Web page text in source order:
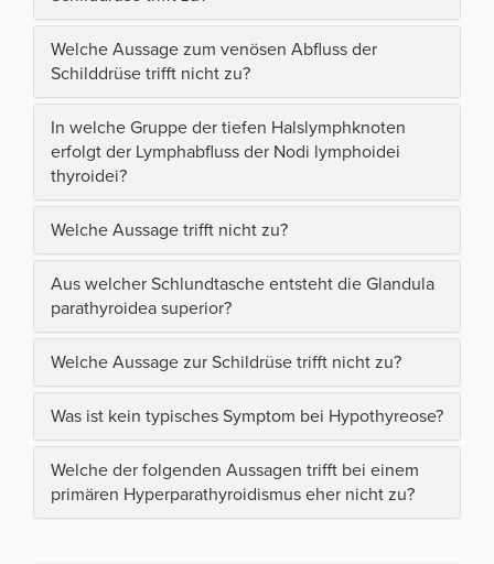
Welche Aussage zum venösen Abfluss der
Schilddrüse trifft nicht zu?
In welche Gruppe der tiefen Halslymphknoten
erfolgt der Lymphabfluss der Nodi lymphoidei
thyroidei?
Welche Aussage trifft nicht zu?
Aus welcher Schlundtasche entsteht die Glandula
parathyroidea superior?
Welche Aussage zur Schildrüse trifft nicht zu?
Was ist kein typisches Symptom bei Hypothyreose?
Welche der folgenden Aussagen trifft bei einem
primären Hyperparathyroidismus eher nicht zu?